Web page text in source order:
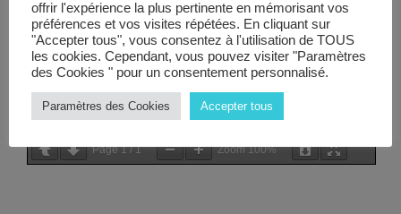
Page1/1 Zoom100%
offrir l'expérience la plus pertinente en mémorisant vos
préférences et vos visites répétées. En cliquant sur
"Accepter tous", vous consentez à l'utilisation de TOUS
les cookies. Cependant, vous pouvez visiter "Paramètres
des Cookies " pour un consentement personnalisé.
Paramètres des Cookies Accepter tous